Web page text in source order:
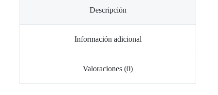
Descripción
Información adicional
Valoraciones (0)